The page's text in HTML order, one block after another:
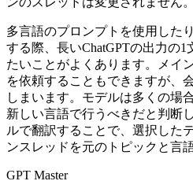
多言語のプロンプトを使用した
する際、長いChatGPTの出力の
たいことがよくあります。メイ
を依頼することもできますが、
しまいます。モデルは多くの場
新しい言語で行うべきだと判断
ルで翻訳することで、選択した
ンスレッドを元のトピックと言
GPT Master